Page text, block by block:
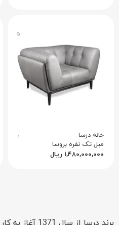
۵
خانه درسا ۱
مبل تک نفره بروسا
۱,۴۸۰,۰۰۰,۰۰۰ ریال